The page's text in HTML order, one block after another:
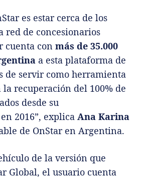
es estar cerca de los
red de concesionarios
cuenta con más de 35.000
a esta plataforma de
de servir como herramienta
la recuperación del 100% de
desde su
2016”, explica Ana Karina
de OnStar en Argentina.
de la versión que
Global, el usuario cuenta